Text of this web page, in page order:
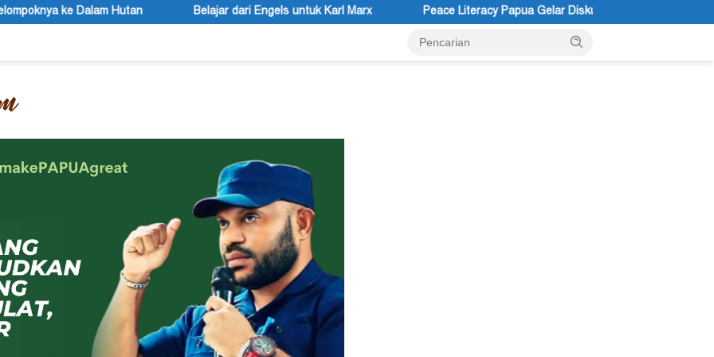
Belajar dari Engels untuk Karl Marx Peace Literacy Papua Gelar Diskusi Bertajuk Pengalaman Sebagai Sumber